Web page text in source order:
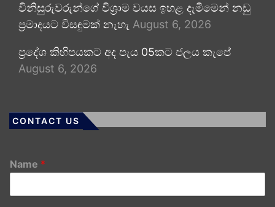
විනිසුරුවරුන්ගේ විශ්‍රාම වයස ඉහළ දැමීමෙන් නඩු
ප්‍රමාදයට විසඳුමක් නැහැ August 6, 2026
ප්‍රදේශ කිහිපයකට අද පැය 05කට ජලය කැපේ
August 6, 2026
CONTACT US
Name *